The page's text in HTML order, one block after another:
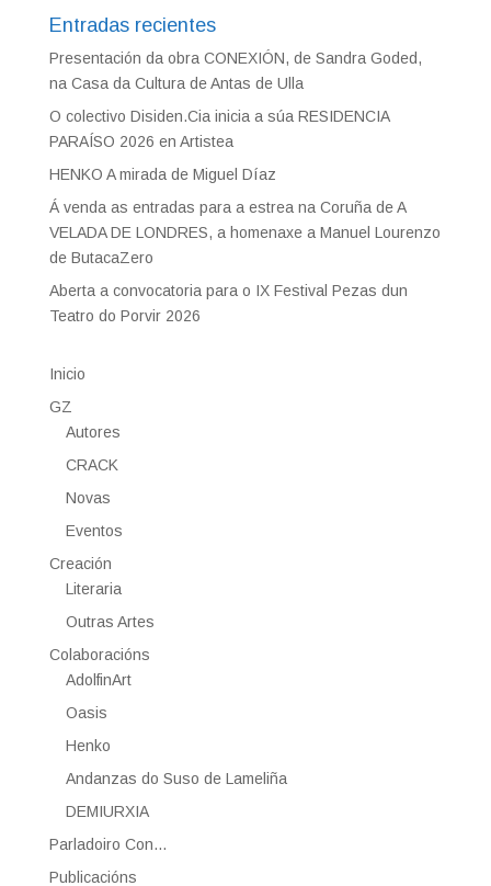
Entradas recientes
Presentación da obra CONEXIÓN, de Sandra Goded,
na Casa da Cultura de Antas de Ulla
O colectivo Disiden.Cia inicia a súa RESIDENCIA
PARAÍSO 2026 en Artistea
HENKO A mirada de Miguel Díaz
Á venda as entradas para a estrea na Coruña de A
VELADA DE LONDRES, a homenaxe a Manuel Lourenzo
de ButacaZero
Aberta a convocatoria para o IX Festival Pezas dun
Teatro do Porvir 2026
Inicio
GZ
Autores
CRACK
Novas
Eventos
Creación
Literaria
Outras Artes
Colaboracións
AdolfinArt
Oasis
Henko
Andanzas do Suso de Lameliña
DEMIURXIA
Parladoiro Con…
Publicacións